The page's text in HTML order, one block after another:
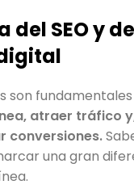
SEO y
son
atraer tráfico
conversiones.
una gran